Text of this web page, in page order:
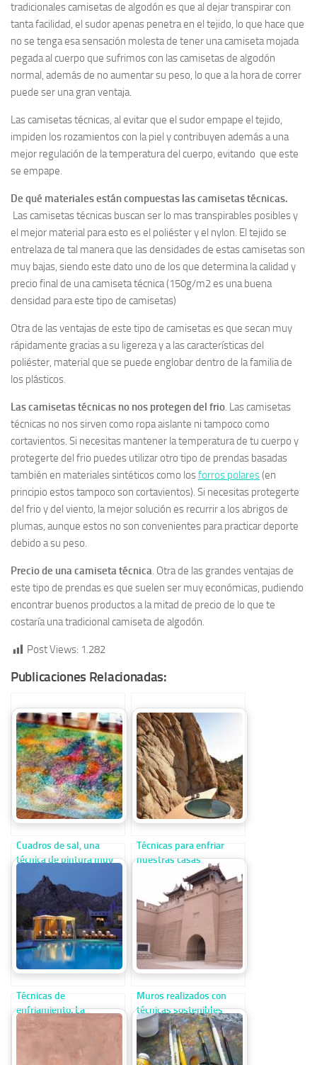
tradicionales camisetas de algodón es que al dejar transpirar con
tanta facilidad, el sudor apenas penetra en el tejido, lo que hace que
no se tenga esa sensación molesta de tener una camiseta mojada
pegada al cuerpo que sufrimos con las camisetas de algodón
normal, además de no aumentar su peso, lo que a la hora de correr
puede ser una gran ventaja.
Las camisetas técnicas, al evitar que el sudor empape el tejido,
impiden los rozamientos con la piel y contribuyen además a una
mejor regulación de la temperatura del cuerpo, evitando que este
se empape.
De qué materiales están compuestas las camisetas técnicas.
Las camisetas técnicas buscan ser lo mas transpirables posibles y
el mejor material para esto es el poliéster y el nylon. El tejido se
entrelaza de tal manera que las densidades de estas camisetas son
muy bajas, siendo este dato uno de los que determina la calidad y
precio final de una camiseta técnica (150g/m2 es una buena
densidad para este tipo de camisetas)
Otra de las ventajas de este tipo de camisetas es que secan muy
rápidamente gracias a su ligereza y a las características del
poliéster, material que se puede englobar dentro de la familia de
los plásticos.
Las camisetas técnicas no nos protegen del frio. Las camisetas
técnicas no nos sirven como ropa aislante ni tampoco como
cortavientos. Si necesitas mantener la temperatura de tu cuerpo y
protegerte del frio puedes utilizar otro tipo de prendas basadas
también en materiales sintéticos como losforros polares(en
principio estos tampoco son cortavientos). Si necesitas protegerte
del frio y del viento, la mejor solución es recurrir a los abrigos de
plumas, aunque estos no son convenientes para practicar deporte
debido a su peso.
Precio de una camiseta técnica. Otra de las grandes ventajas de
este tipo de prendas es que suelen ser muy económicas, pudiendo
encontrar buenos productos a la mitad de precio de lo que te
costaría una tradicional camiseta de algodón.
Post Views: 1.282
Publicaciones Relacionadas:
Cuadros de sal, una
técnica de pintura muy
interesante
Técnicas para enfriar
nuestras casas
Técnicas de
enfriamiento. La
ventilación nocturna
Muros realizados con
técnicas sostenibles